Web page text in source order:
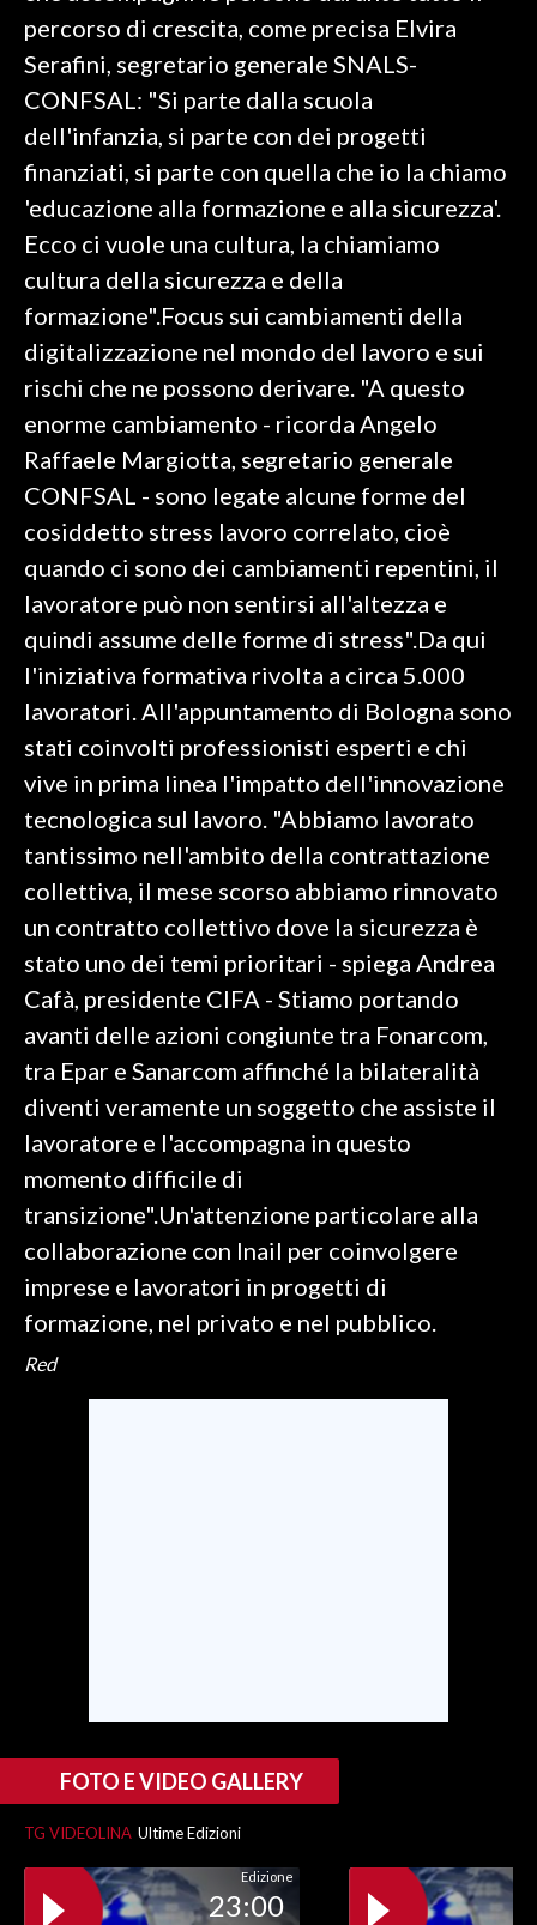
STORE
percorso di crescita, come precisa Elvira
Serafini, segretario generale SNALS-
CONFSAL: "Si parte dalla scuola
dell'infanzia, si parte con dei progetti
finanziati, si parte con quella che io la chiamo
'educazione alla formazione e alla sicurezza'.
Ecco ci vuole una cultura, la chiamiamo
cultura della sicurezza e della
formazione".Focus sui cambiamenti della
digitalizzazione nel mondo del lavoro e sui
rischi che ne possono derivare. "A questo
enorme cambiamento - ricorda Angelo
Raffaele Margiotta, segretario generale
CONFSAL - sono legate alcune forme del
cosiddetto stress lavoro correlato, cioè
quando ci sono dei cambiamenti repentini, il
lavoratore può non sentirsi all'altezza e
quindi assume delle forme di stress".Da qui
l'iniziativa formativa rivolta a circa 5.000
lavoratori. All'appuntamento di Bologna sono
stati coinvolti professionisti esperti e chi
vive in prima linea l'impatto dell'innovazione
tecnologica sul lavoro. "Abbiamo lavorato
tantissimo nell'ambito della contrattazione
collettiva, il mese scorso abbiamo rinnovato
un contratto collettivo dove la sicurezza è
stato uno dei temi prioritari - spiega Andrea
Cafà, presidente CIFA - Stiamo portando
avanti delle azioni congiunte tra Fonarcom,
tra Epar e Sanarcom affinché la bilateralità
diventi veramente un soggetto che assiste il
lavoratore e l'accompagna in questo
momento difficile di
transizione".Un'attenzione particolare alla
collaborazione con Inail per coinvolgere
imprese e lavoratori in progetti di
formazione, nel privato e nel pubblico.
Red
FOTO E VIDEO GALLERY
TG VIDEOLINA Ultime Edizioni
Edizione
23:00